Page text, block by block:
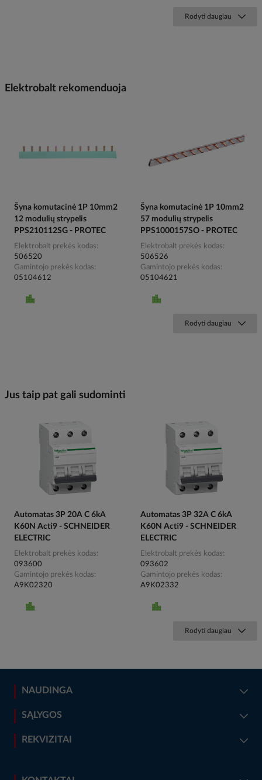
Rodyti daugiau
Elektrobalt rekomenduoja
Šyna komutacinė 1P 10mm2
12 modulių strypelis
PPS210112SG - PROTEC
Elektrobalt prekės kodas
506520
Gamintojo prekės kodas
05104612
Šyna komutacinė 1P 10mm2
57 modulių strypelis
PPS1000157SO - PROTEC
Elektrobalt prekės kodas
506526
Gamintojo prekės kodas
05104621
Rodyti daugiau
Jus taip pat gali sudominti
Automatas 3P 20A C 6kA
K60N Acti9 - SCHNEIDER
ELECTRIC
Elektrobalt prekės kodas
093600
Gamintojo prekės kodas
A9K02320
Automatas 3P 32A C 6kA
K60N Acti9 - SCHNEIDER
ELECTRIC
Elektrobalt prekės kodas
093602
Gamintojo prekės kodas
A9K02332
Rodyti daugiau
NAUDINGA
SĄLYGOS
REKVIZITAI